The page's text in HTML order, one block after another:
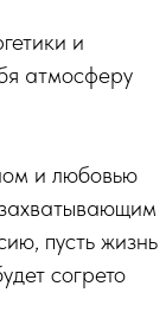
и
атмосферу
и любовью
пусть жизнь
согрето